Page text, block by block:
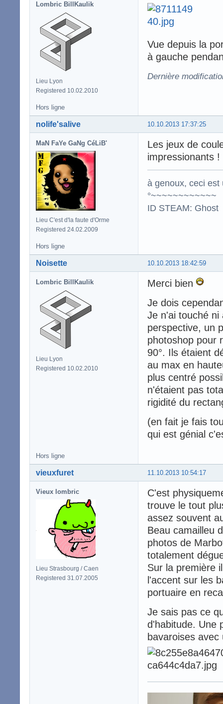
Lombric BillKaulik
Lieu Lyon
Registered 10.02.2010
Vue depuis la
à gauche
Dernière
Hors ligne
10.10.2013 17:37:25
nolife'salive
MaN FaYe GaNg CéLiB'
Lieu C'est d'la faute d'Orme
Registered 24.02.2009
Les jeux de
impressionants !
à genoux, ceci est
°~~~~~~~~~~~~
ID STEAM: Ghost
Hors ligne
10.10.2013 18:42:59
Noisette
Lombric BillKaulik
Lieu Lyon
Registered 10.02.2010
Merci bien
Je dois
Je n'ai touché ni
perspective, un
photoshop pour
90°. Ils étaient
au max en
plus centré
n'étaient pas
rigidité du
(en fait je fais
qui est génial
Hors ligne
11.10.2013 10:54:17
vieuxfuret
Vieux lombric
Lieu Strasbourg / Caen
Registered 31.07.2005
C'est
trouve le tout
assez souvent
Beau camailleu
photos de
totalement
Sur la première
l'accent sur les
portuaire en
Je sais pas ce
d'habitude. Une
bavaroises